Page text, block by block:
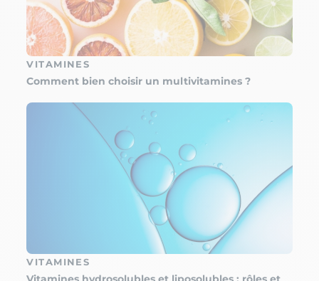
VITAMINES
Comment bien choisir un multivitamines ?
VITAMINES